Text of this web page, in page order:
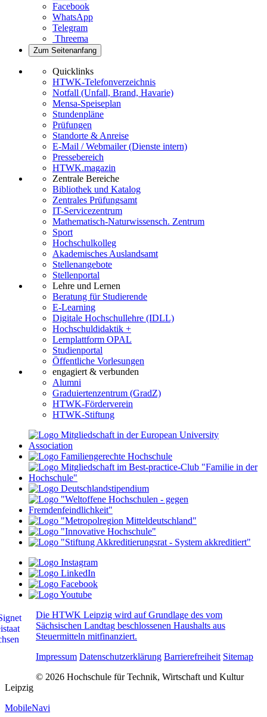
Facebook
WhatsApp
Telegram
Threema
Zum Seitenanfang
Quicklinks
HTWK-Telefonverzeichnis
Notfall (Unfall, Brand, Havarie)
Mensa-Speiseplan
Stundenpläne
Prüfungen
Standorte & Anreise
E-Mail / Webmailer (Dienste intern)
Pressebereich
HTWK.magazin
Zentrale Bereiche
Bibliothek und Katalog
Zentrales Prüfungsamt
IT-Servicezentrum
Mathematisch-Naturwissensch. Zentrum
Sport
Hochschulkolleg
Akademisches Auslandsamt
Stellenangebote
Stellenportal
Lehre und Lernen
Beratung für Studierende
E-Learning
Digitale Hochschullehre (IDLL)
Hochschuldidaktik +
Lernplattform OPAL
Studienportal
Öffentliche Vorlesungen
engagiert & verbunden
Alumni
Graduiertenzentrum (GradZ)
HTWK-Förderverein
HTWK-Stiftung
Die HTWK Leipzig wird auf Grundlage des vom
Sächsischen Landtag beschlossenen Haushalts aus
Steuermitteln mitfinanziert.
Impressum Datenschutzerklärung Barrierefreiheit Sitemap
© 2026 Hochschule für Technik, Wirtschaft und Kultur
Leipzig
MobileNavi